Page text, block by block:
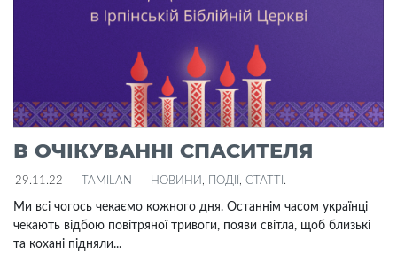
В ОЧІКУВАННІ СПАСИТЕЛЯ
29.11.22 TAMILAN НОВИНИ , ПОДІЇ , СТАТТІ .
Ми всі чогось чекаємо кожного дня. Останнім часом українці
чекають відбою повітряної тривоги, появи світла, щоб близькі
та кохані підняли...